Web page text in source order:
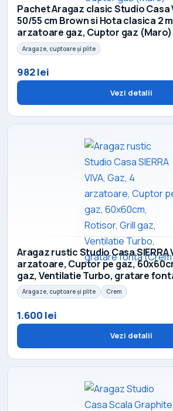
Pachet Aragaz clasic Studio Casa
50/55 cm Brown si Hota clasica 2
arzatoare gaz, Cuptor gaz (Maro)
Aragaze, cuptoare și plite
982 lei
Vezi detalii
Aragaz rustic Studio Casa SIERRA
arzatoare, Cuptor pe gaz,
gaz, Ventilatie Turbo, gratare
Aragaze, cuptoare și plite Crem
1.600 lei
Vezi detalii